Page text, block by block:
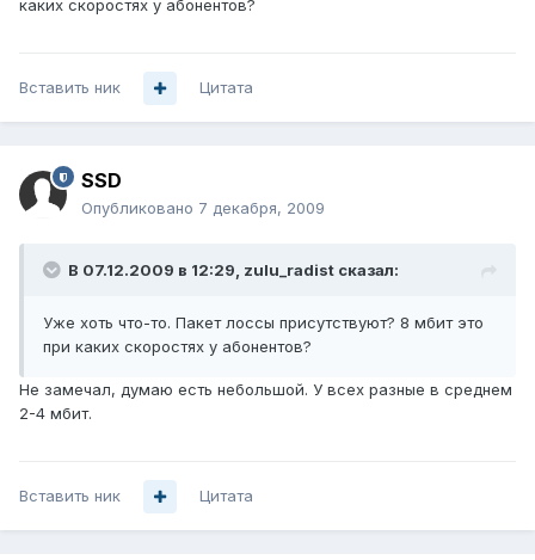
каких скоростях у абонентов?
Вставить ник Цитата
SSD
Опубликовано 7 декабря, 2009
В 07.12.2009 в 12:29, zulu_radist сказал:
Уже хоть что-то. Пакет лоссы присутствуют? 8 мбит это
при каких скоростях у абонентов?
Не замечал, думаю есть небольшой. У всех разные в среднем
2-4 мбит.
Вставить ник Цитата